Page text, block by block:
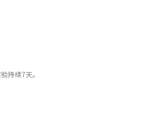
持续7天。